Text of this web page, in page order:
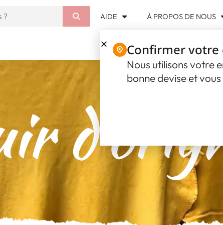
AIDE À PROPOS DE NOUS
Confirmer
Nous utilisons votre
bonne devise et